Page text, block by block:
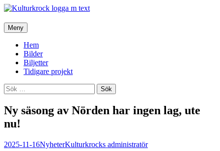
Meny Hoppa
till
innehåll
Hem
Bilder
Biljetter
Tidigare projekt
Sök
efter:
Ny säsong av Nörden har ingen lag, ute
nu!
2025-11-16NyheterKulturkrocks administratör